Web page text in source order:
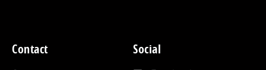
Contact Social